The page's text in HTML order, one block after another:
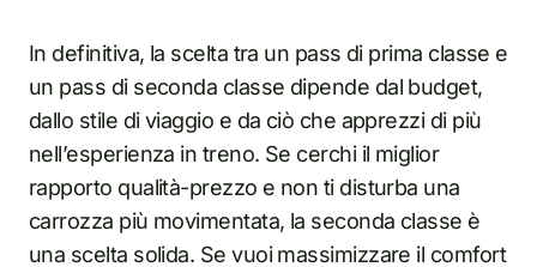
In definitiva, la scelta tra un pass di prima classe e
un pass di seconda classe dipende dal budget,
dallo stile di viaggio e da ciò che apprezzi di più
nell’esperienza in treno. Se cerchi il miglior
rapporto qualità-prezzo e non ti disturba una
carrozza più movimentata, la seconda classe è
una scelta solida. Se vuoi massimizzare il comfort